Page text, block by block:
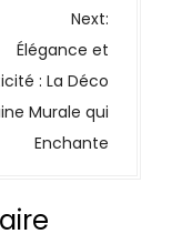
Next:
Élégance et
: La Déco
Murale qui
Enchante